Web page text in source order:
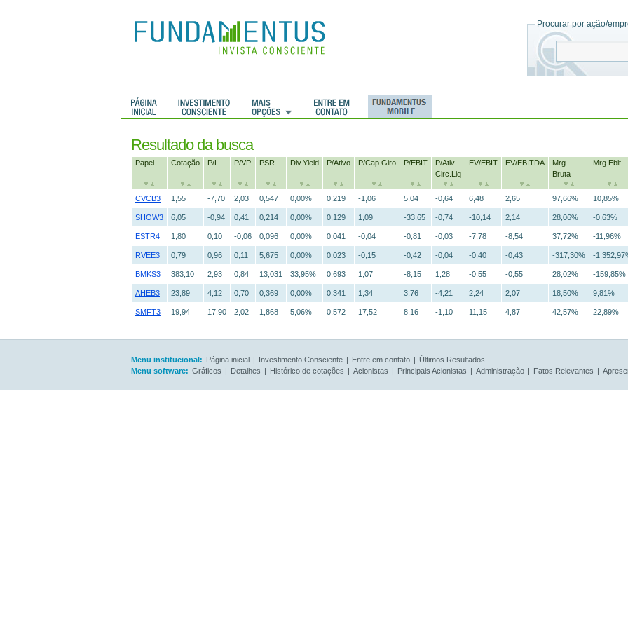
Procurar por ação/
Resultado da busca
Papel Cotação P/L P/VP PSR Div.Yield P/Ativo P/Cap.Giro P/EBIT
P/Ativ
Circ.Liq
EV/EBIT EV/EBITDA
Mrg
Bruta
Mrg Ebit
CVCB3 1,55 -7,70 2,03 0,547 0,00% 0,219 -1,06 5,04 -0,64 6,48 2,65 97,66% 10,85%
SHOW3 6,05 -0,94 0,41 0,214 0,00% 0,129 1,09 -33,65 -0,74 -10,14 2,14 28,06% -0,63%
ESTR4 1,80 0,10 -0,06 0,096 0,00% 0,041 -0,04 -0,81 -0,03 -7,78 -8,54 37,72% -11,96%
RVEE3 0,79 0,96 0,11 5,675 0,00% 0,023 -0,15 -0,42 -0,04 -0,40 -0,43 -317,30% -
BMKS3 383,10 2,93 0,84 13,031 33,95% 0,693 1,07 -8,15 1,28 -0,55 -0,55 28,02% -159,85%
AHEB3 23,89 4,12 0,70 0,369 0,00% 0,341 1,34 3,76 -4,21 2,24 2,07 18,50% 9,81%
SMFT3 19,94 17,90 2,02 1,868 5,06% 0,572 17,52 8,16 -1,10 11,15 4,87 42,57% 22,89%
Menu institucional: Página inicial | Investimento Consciente | Entre em contato | Últimos Resultados
Menu software: Gráficos | Detalhes | Histórico de cotações | Acionistas | Principais Acionistas | Administração | Fatos Relevantes |